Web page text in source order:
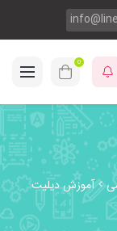
0
آموزش دیلیت